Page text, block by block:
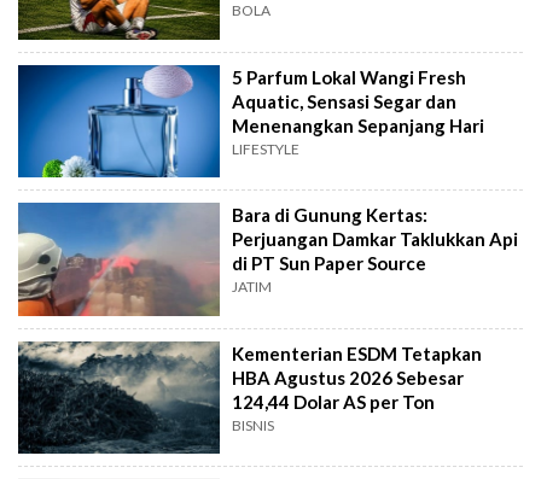
BOLA
5 Parfum Lokal Wangi Fresh
Aquatic, Sensasi Segar dan
Menenangkan Sepanjang Hari
LIFESTYLE
Bara di Gunung Kertas:
Perjuangan Damkar Taklukkan Api
di PT Sun Paper Source
JATIM
Kementerian ESDM Tetapkan
HBA Agustus 2026 Sebesar
124,44 Dolar AS per Ton
BISNIS